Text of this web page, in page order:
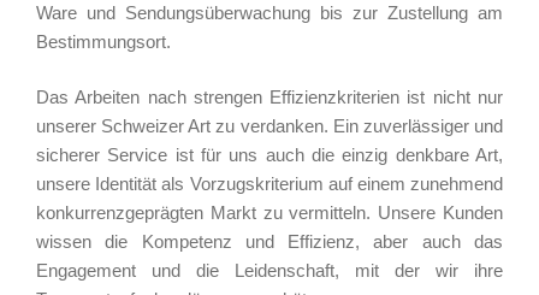
Ware und Sendungsüberwachung bis zur Zustellung am
Bestimmungsort.
Das Arbeiten nach strengen Effizienzkriterien ist nicht nur
unserer Schweizer Art zu verdanken. Ein zuverlässiger und
sicherer Service ist für uns auch die einzig denkbare Art,
unsere Identität als Vorzugskriterium auf einem zunehmend
konkurrenzgeprägten Markt zu vermitteln. Unsere Kunden
wissen die Kompetenz und Effizienz, aber auch das
Engagement und die Leidenschaft, mit der wir ihre